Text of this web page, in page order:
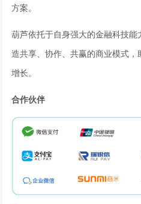
方案。
葫芦依托于自身强大的金融科技
造共享、协作、共赢的商业模式
增长。
合作伙伴